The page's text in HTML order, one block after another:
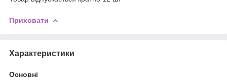
Приховати
Характеристики
Основні